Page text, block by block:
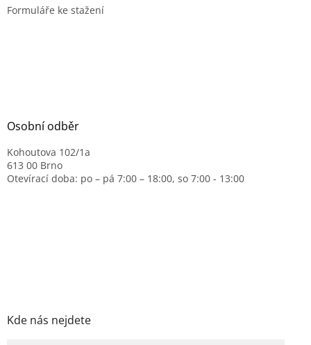
Formuláře ke stažení
Osobní odběr
Kohoutova 102/1a
613 00 Brno
Otevírací doba: po – pá 7:00 – 18:00, so 7:00 - 13:00
Kde nás nejdete